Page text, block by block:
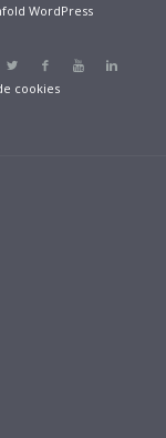
WordPress
cookies